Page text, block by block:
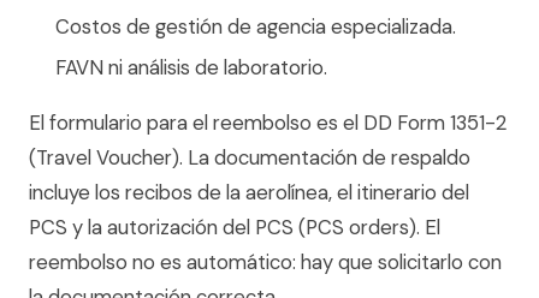
Costos de gestión de agencia especializada.
FAVN ni análisis de laboratorio.
El formulario para el reembolso es el DD Form 1351-2
(Travel Voucher). La documentación de respaldo
incluye los recibos de la aerolínea, el itinerario del
PCS y la autorización del PCS (PCS orders). El
reembolso no es automático: hay que solicitarlo con